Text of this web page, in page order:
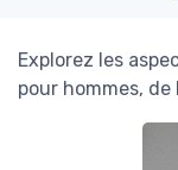
Explorez les
pour hommes,